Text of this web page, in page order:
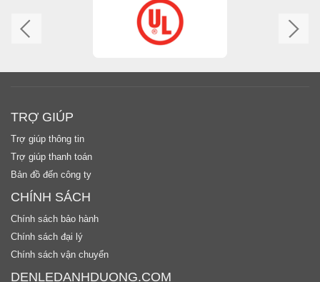
TRỢ GIÚP
Trợ giúp thông tin
Trợ giúp thanh toán
Bản đồ đến công ty
CHÍNH SÁCH
Chính sách bảo hành
Chính sách đại lý
Chính sách vận chuyển
DENLEDANHDUONG.COM